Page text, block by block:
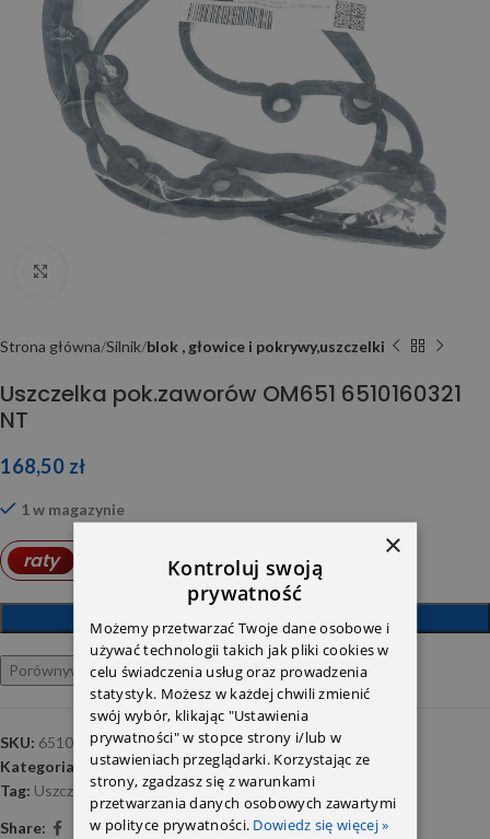
Strona główna Silnik blok , głowice i pokrywy,uszczelki
Uszczelka pok.zaworów OM651 6510160321
NT
168,50 zł
1 w magazynie
raty PLN
Porównywarka Ulubione
SKU: 6510160321
Kategoria:
blok , głowice i pokrywy,uszczelki
Tag: Uszczelnienia-OM651
Share:
×
Kontroluj swoją
prywatność
Możemy przetwarzać Twoje dane osobowe i
używać technologii takich jak pliki cookies w
celu świadczenia usług oraz prowadzenia
statystyk. Możesz w każdej chwili zmienić
swój wybór, klikając "Ustawienia
prywatności" w stopce strony i/lub w
ustawieniach przeglądarki. Korzystając ze
strony, zgadzasz się z warunkami
przetwarzania danych osobowych zawartymi
w polityce prywatności. Dowiedz się więcej »